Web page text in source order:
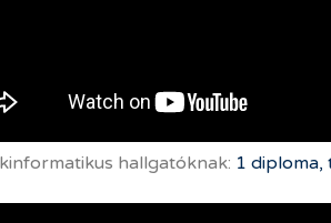
hallgatóknak: 1